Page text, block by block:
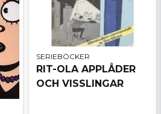
SERIEBÖCKER
RIT-OLA APPLÅDER
OCH VISSLINGAR